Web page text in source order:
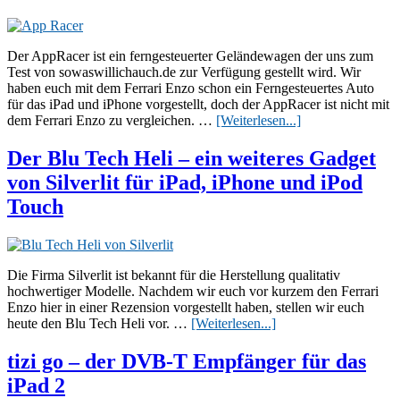
Der AppRacer ist ein ferngesteuerter Geländewagen der uns zum
Test von sowaswillichauch.de zur Verfügung gestellt wird. Wir
haben euch mit dem Ferrari Enzo schon ein Ferngesteuertes Auto
für das iPad und iPhone vorgestellt, doch der AppRacer ist nicht mit
dem Ferrari Enzo zu vergleichen. … [Weiterlesen...]ÜberDer
ein
sehenswertes
Der Blu Tech Heli – ein weiteres Gadget
von Silverlit für iPad, iPhone und iPod
Touch
Die Firma Silverlit ist bekannt für die Herstellung qualitativ
hochwertiger Modelle. Nachdem wir euch vor kurzem den Ferrari
Enzo hier in einer Rezension vorgestellt haben, stellen wir euch
heute den Blu Tech Heli vor. … [Weiterlesen...]ÜberDer
Tech
Heli
tizi go – der DVB-T Empfänger für das
iPad 2